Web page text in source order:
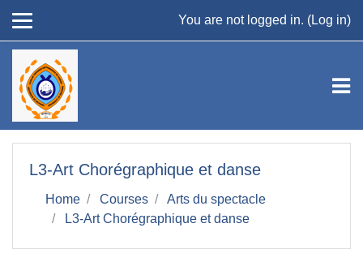
You are not logged in. (Log in)
L3-Art Chorégraphique et danse
Home Courses
Arts du spectacle
L3-Art Chorégraphique et danse